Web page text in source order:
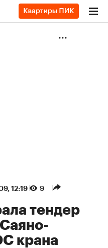
12:19 9
тендер
крана